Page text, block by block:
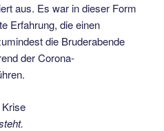
aus. Es war in dieser Form
Erfahrung, die einen
die Bruderabende
der Corona-